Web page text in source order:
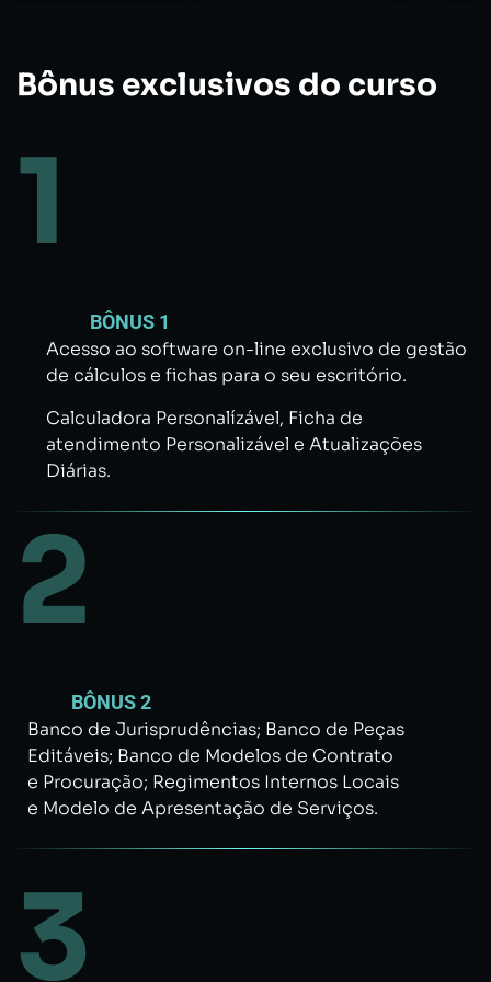
Bônus exclusivos do curso
1
BÔNUS 1
Acesso ao software on-line exclusivo de gestão
de cálculos e fichas para o seu escritório.
Calculadora Personalízável, Ficha de
atendimento Personalizável e Atualizações
Diárias.
2
BÔNUS 2
Banco de Jurisprudências; Banco de Peças
Editáveis; Banco de Modelos de Contrato
e Procuração; Regimentos Internos Locais
e Modelo de Apresentação de Serviços.
3